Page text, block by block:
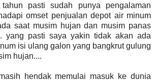
pasti sudah punya pengalaman
omset penjualan depot air minum
saat musim hujan dan musim panas
yang pasti saya yakin tidak akan ada
isi ulang galon yang bangkrut gulung
hujan....
hendak memulai masuk ke dunia